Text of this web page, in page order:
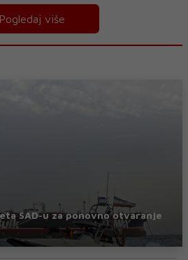
Pogledaj više
SAD-u za ponovno otvaranje